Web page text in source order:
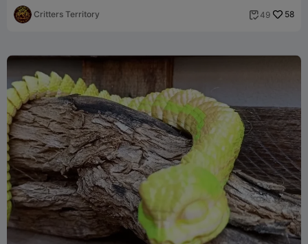
Critters Territory  49 58